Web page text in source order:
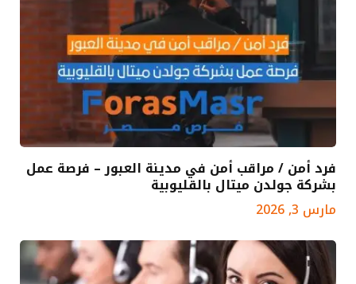
فرد أمن / مراقب أمن في مدينة العبور – فرصة عمل
بشركة جولدن ميتال بالقليوبية
مارس 3, 2026